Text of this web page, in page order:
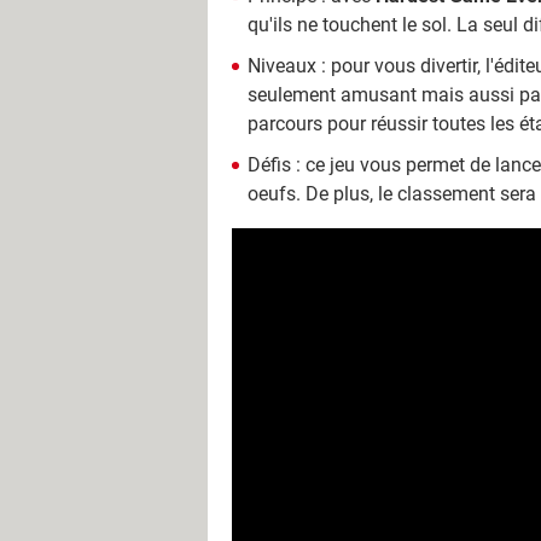
qu'ils ne touchent le sol. La seul
Niveaux : pour vous divertir,
seulement amusant mais aussi
parcours pour réussir toutes les
Défis : ce jeu vous permet de
oeufs. De plus, le classement